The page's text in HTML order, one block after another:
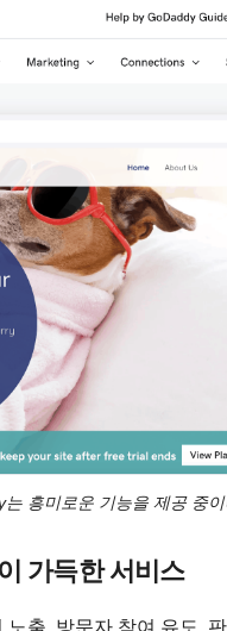
는 흥미로운 기능을 제공 중
가득한 서비스